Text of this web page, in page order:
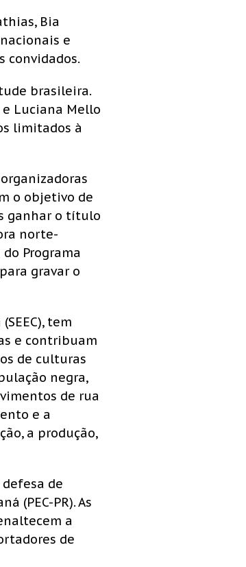
Bia
e
convidados.
brasileira.
e Luciana Mello
limitados à
o objetivo de
ganhar o título
norte-
Programa
gravar o
tem
e contribuam
de culturas
negra,
de rua
e a
a produção,
de
(PEC-PR). As
a
de